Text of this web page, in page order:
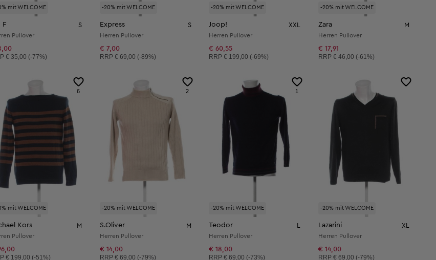
mit WELCOME
F S
Pullover
Preisempfehlung:
€ 35,00 (-77%)
-20% mit WELCOME
Express S
Herren Pullover
€ 7,00
Unverbindliche Preisempfehlung:
RRP € 69,00 (-89%)
-20% mit WELCOME
Joop! XXL
Herren Pullover
€ 60,55
Unverbindliche Preisempfehlung:
RRP€ 199,00 (-69%)
-20% mit WELCOME
Zara M
Herren Pullover
€ 17,91
Unverbindliche Preisempfehlung:
RRP € 46,00 (-61%)
mit WELCOME
6
Kors M
Pullover
Preisempfehlung:
€ 199,00 (-51%)
-20% mit WELCOME
2
S.Oliver M
Herren Pullover
€ 14,00
Unverbindliche Preisempfehlung:
RRP € 69,00 (-79%)
-20% mit WELCOME
1
Teodor L
Herren Pullover
€ 18,00
Unverbindliche Preisempfehlung:
RRP€ 69,00 (-73%)
-20% mit WELCOME
Lazarini XL
Herren Pullover
€ 14,00
Unverbindliche Preisempfehlung:
RRP € 69,00 (-79%)